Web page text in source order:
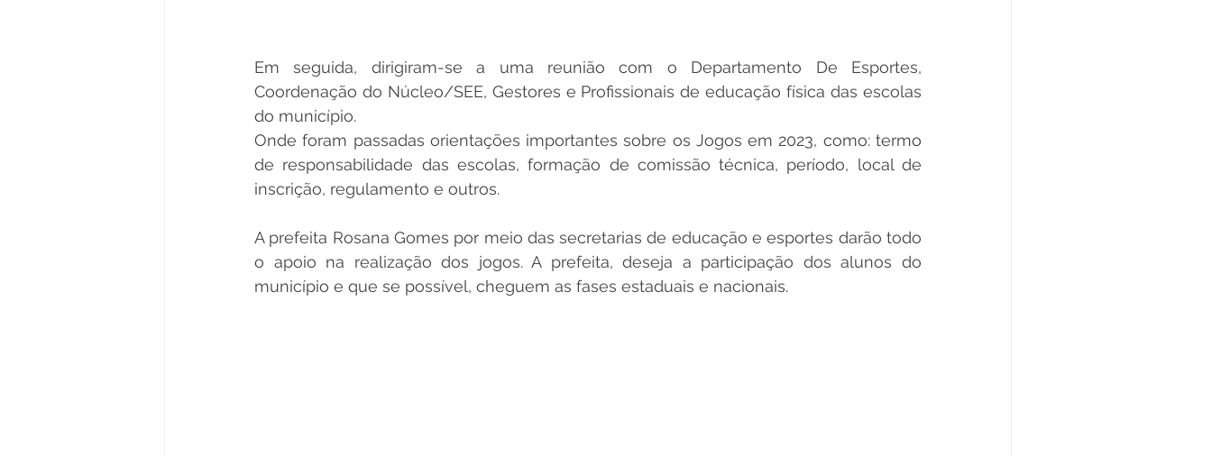
Em seguida, dirigiram-se a uma reunião com o Departamento De Esportes,
Coordenação do Núcleo/SEE, Gestores e Profissionais de educação física das escolas
do município.
Onde foram passadas orientações importantes sobre os Jogos em 2023, como: termo
de responsabilidade das escolas, formação de comissão técnica, período, local de
inscrição, regulamento e outros.
A prefeita Rosana Gomes por meio das secretarias de educação e esportes darão todo
o apoio na realização dos jogos. A prefeita, deseja a participação dos alunos do
município e que se possível, cheguem as fases estaduais e nacionais.